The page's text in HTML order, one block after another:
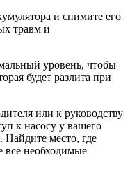
и снимите его
травм и
уровень, чтобы
будет разлита при
или к руководству
к насосу у вашего
Найдите место, где
все необходимые